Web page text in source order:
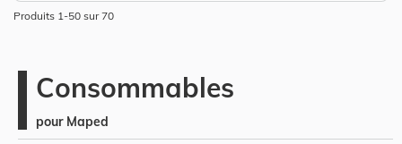
Produits 1 -50 sur70
Consommables
pour Maped